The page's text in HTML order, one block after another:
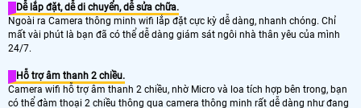
Dễ lắp đặt, dễ di chuyển, dễ sửa chữa.
Ngoài ra Camera thông minh wifi lắp đặt cực kỳ dễ dàng, nhanh chóng. Chỉ
mất vài phút là bạn đã có thể dễ dàng giám sát ngôi nhà thân yêu của mình
24/7.
Hỗ trợ âm thanh 2 chiều.
Camera wifi hỗ trợ âm thanh 2 chiều, nhờ Micro và loa tích hợp bên trong, bạn
có thể đàm thoại 2 chiều thông qua camera thông minh rất dễ dàng như đang